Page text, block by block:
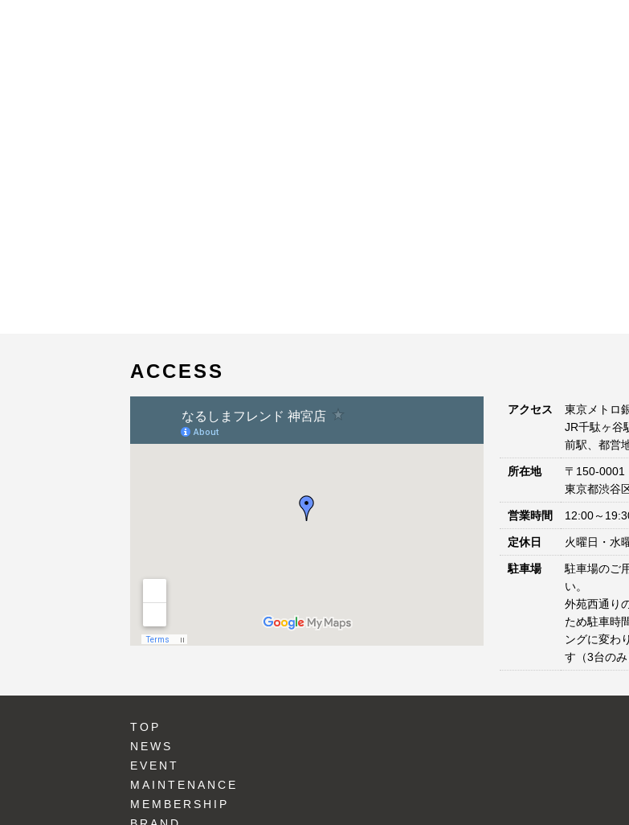
ACCESS
アクセス
東京メトロ
JR千駄ヶ谷
前駅、都営
所在地
〒150-0001
東京都渋谷
営業時間 12:00～
定休日 火曜日・水
駐車場
駐車場のご
い。
外苑西通り
ため駐車時
ングに変わ
す（3台のみ
TOP
NEWS
EVENT
MAINTENANCE
MEMBERSHIP